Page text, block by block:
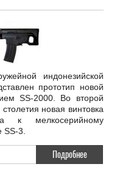
индонезийской
прототип новой
SS-2000. Во второй
новая винтовка
к мелкосерийному
SS-3.
Подробнее